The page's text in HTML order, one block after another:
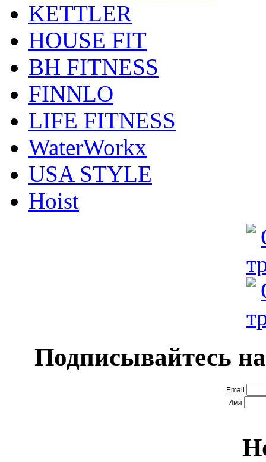
KETTLER
HOUSE FIT
BH FITNESS
FINNLO
LIFE FITNESS
WaterWorkx
USA STYLE
Hoist
Подписывайтесь
Email
Имя